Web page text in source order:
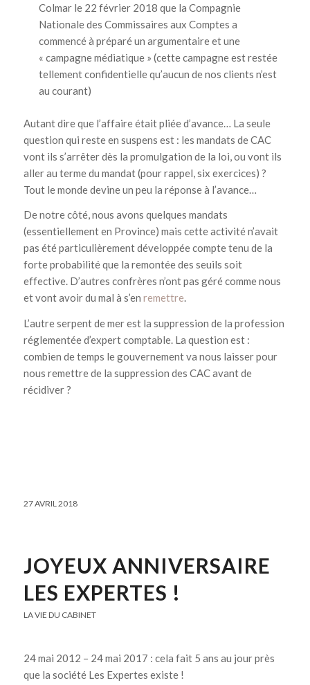
Colmar le 22 février 2018 que la Compagnie
Nationale des Commissaires aux Comptes a
commencé à préparé un argumentaire et une
« campagne médiatique » (cette campagne est restée
tellement confidentielle qu’aucun de nos clients n’est
au courant)
Autant dire que l’affaire était pliée d’avance… La seule
question qui reste en suspens est : les mandats de CAC
vont ils s’arrêter dès la promulgation de la loi, ou vont ils
aller au terme du mandat (pour rappel, six exercices) ?
Tout le monde devine un peu la réponse à l’avance…
De notre côté, nous avons quelques mandats
(essentiellement en Province) mais cette activité n’avait
pas été particulièrement développée compte tenu de la
forte probabilité que la remontée des seuils soit
effective. D’autres confrères n’ont pas géré comme nous
et vont avoir du mal à s’en remettre.
L’autre serpent de mer est la suppression de la profession
réglementée d’expert comptable. La question est :
combien de temps le gouvernement va nous laisser pour
nous remettre de la suppression des CAC avant de
récidiver ?
27 AVRIL 2018
JOYEUX ANNIVERSAIRE
LES EXPERTES !
LA VIE DU CABINET
24 mai 2012 – 24 mai 2017 : cela fait 5 ans au jour près
que la société Les Expertes existe !